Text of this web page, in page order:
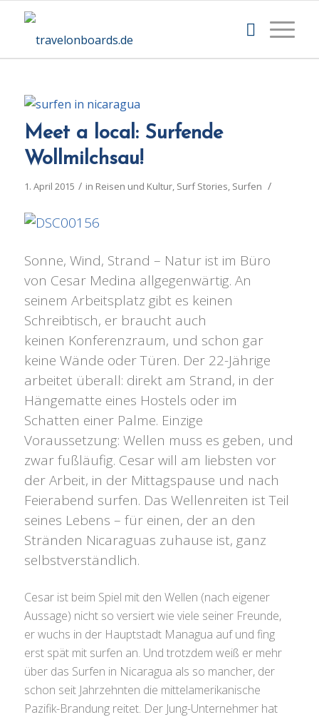
Meet a local: Surfende
Wollmilchsau!
1. April 2015 / in Reisen und Kultur, Surf Stories, Surfen /
Sonne, Wind, Strand – Natur ist im Büro
von Cesar Medina allgegenwärtig. An
seinem Arbeitsplatz gibt es keinen
Schreibtisch, er braucht auch
keinen Konferenzraum, und schon gar
keine Wände oder Türen. Der 22-Jährige
arbeitet überall: direkt am Strand, in der
Hängematte eines Hostels oder im
Schatten einer Palme. Einzige
Voraussetzung: Wellen muss es geben, und
zwar fußläufig. Cesar will am liebsten vor
der Arbeit, in der Mittagspause und nach
Feierabend surfen. Das Wellenreiten ist Teil
seines Lebens – für einen, der an den
Stränden Nicaraguas zuhause ist, ganz
selbstverständlich.
Cesar ist beim Spiel mit den Wellen (nach eigener
Aussage) nicht so versiert wie viele seiner Freunde,
er wuchs in der Hauptstadt Managua auf und fing
erst spät mit surfen an. Und trotzdem weiß er mehr
über das Surfen in Nicaragua als so mancher, der
schon seit Jahrzehnten die mittelamerikanische
Pazifik-Brandung reitet. Der Jung-Unternehmer hat